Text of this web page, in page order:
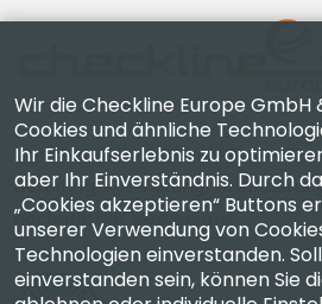
Checkline Europe GmbH & Co. KG.
Lieferung, Kalibrierung,
hochpräziser Messgeräte.
Wir die Checkline Europe GmbH
Cookies und ähnliche
Ihr Einkaufserlebnis zu
aber Ihr Einverständnis. Durch
„Cookies akzeptieren“ Buttons
unserer Verwendung von
Technologien einverstanden.
einverstanden sein, können Sie